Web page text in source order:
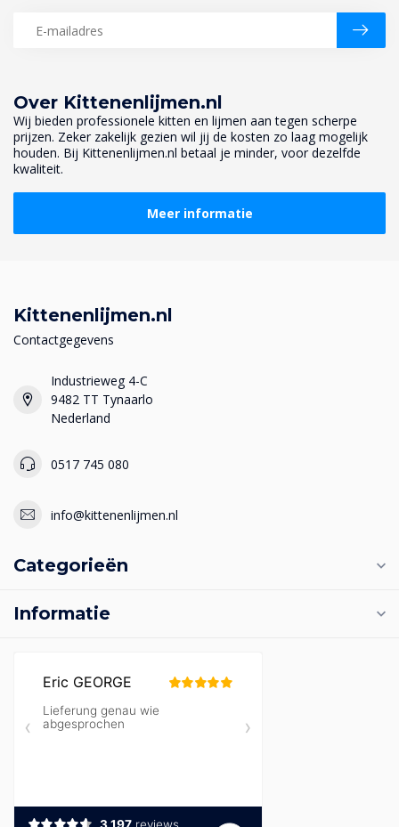
Over Kittenenlijmen.nl
Wij bieden professionele kitten en lijmen aan tegen scherpe
prijzen. Zeker zakelijk gezien wil jij de kosten zo laag mogelijk
houden. Bij Kittenenlijmen.nl betaal je minder, voor dezelfde
kwaliteit.
Meer informatie
Kittenenlijmen.nl
Contactgegevens
Industrieweg 4-C
9482 TT Tynaarlo
Nederland
0517 745 080
info@kittenenlijmen.nl
Categorieën
Informatie